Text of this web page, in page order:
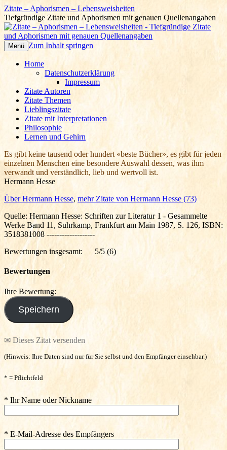
Zitate – Aphorismen – Lebensweisheiten
Tiefgründige Zitate und Aphorismen mit genauen Quellenangaben
Menü Zum Inhalt springen
Home
Datenschutzerklärung
Impressum
Zitate Autoren
Zitate Themen
Lieblingszitate
Zitate mit Interpretationen
Philosophie
Lernen und Gehirn
Es gibt keine tausend oder hundert «beste Bücher», es gibt für jeden
einzelnen Menschen eine besondere Auswahl dessen, was ihm
verwandt und verständlich, lieb und wertvoll ist.
Hermann Hesse
Über Hermann Hesse, mehr Zitate von Hermann Hesse (73)
Quelle: Hermann Hesse: Schriften zur Literatur 1 - Gesammelte
Werke Band 11, Suhrkamp, Frankfurt am Main 1987, S. 126, ISBN:
3518381008 -------------------
Bewertungen insgesamt:
5/5 (6)
Bewertungen
Ihre Bewertung:
✉ Dieses Zitat versenden
(Hinweis: Ihre Daten sind nur für Sie selbst und den Empfänger einsehbar.)
* = Pflichtfeld
* Ihr Name oder Nickname
* E-Mail-Adresse des Empfängers